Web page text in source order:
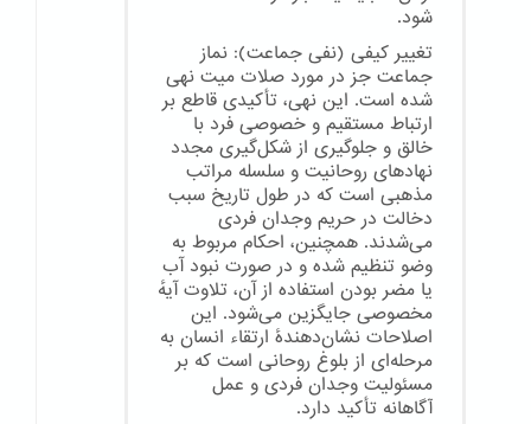
شود.
تغییر کیفی (نفی جماعت): نماز
جماعت جز در مورد صلات میت نهی
شده است. این نهی، تأکیدی قاطع بر
ارتباط مستقیم و خصوصی فرد با
خالق و جلوگیری از شکل‌گیری مجدد
نهادهای روحانیت و سلسله مراتب
مذهبی است که در طول تاریخ سبب
دخالت در حریم وجدان فردی
می‌شدند. همچنین، احکام مربوط به
وضو تنظیم شده و در صورت نبود آب
یا مضر بودن استفاده از آن، تلاوت آیهٔ
مخصوصی جایگزین می‌شود. این
اصلاحات نشان‌دهندهٔ ارتقاء انسان به
مرحله‌ای از بلوغ روحانی است که بر
مسئولیت وجدان فردی و عمل
آگاهانه تأکید دارد.